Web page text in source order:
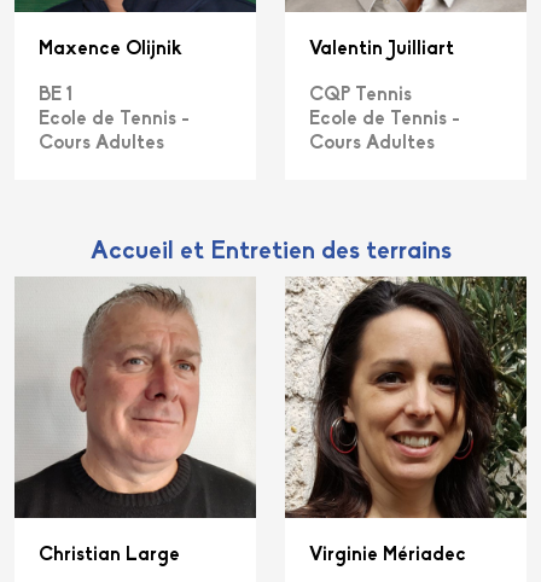
Maxence Olijnik
BE 1
Ecole de Tennis -
Cours Adultes
Valentin Juilliart
CQP Tennis
Ecole de Tennis -
Cours Adultes
Accueil et Entretien des terrains
Christian Large Virginie Mériadec